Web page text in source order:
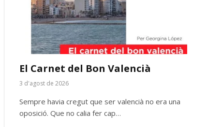
El Carnet del Bon Valencià
3 d'agost de 2026
Sempre havia cregut que ser valencià no era una
oposició. Que no calia fer cap…